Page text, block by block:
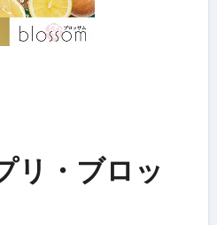
リ・ブロッ